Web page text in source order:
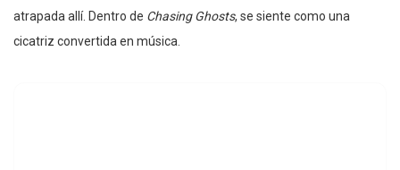
atrapada allí. Dentro de Chasing Ghosts, se siente como una
cicatriz convertida en música.